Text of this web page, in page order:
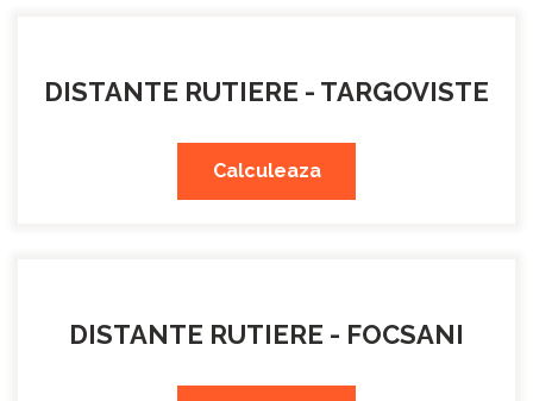
DISTANTE RUTIERE - TARGOVISTE
Calculeaza
DISTANTE RUTIERE - FOCSANI